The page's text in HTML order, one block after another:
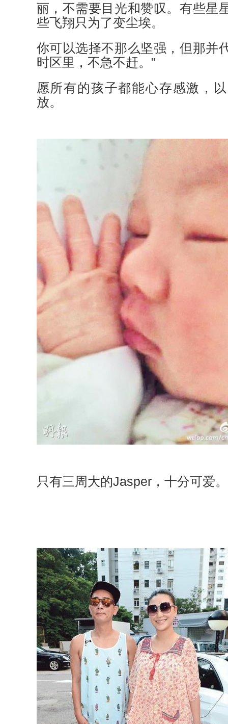
丽，不需要目光和赞叹。有些星
些飞翔只为了变尘埃。
你可以选择不那么坚强，但那并
时区里，不急不赶。”
愿所有的孩子都能心存感激，
放。
只有三周大的Jasper，十分可爱。